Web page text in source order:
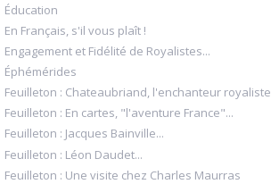
Éducation
En Français, s'il vous plaît !
Engagement et Fidélité de Royalistes...
Éphémérides
Feuilleton : Chateaubriand, l'enchanteur royaliste
Feuilleton : En cartes, "l'aventure France"...
Feuilleton : Jacques Bainville...
Feuilleton : Léon Daudet...
Feuilleton : Une visite chez Charles Maurras